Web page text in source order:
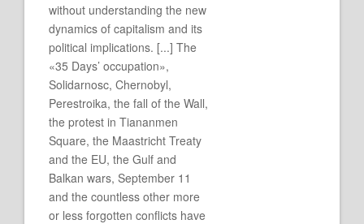
without understanding the new
dynamics of capitalism and its
political implications. [...] The
«35 Days’ occupation»,
Solidarnosc, Chernobyl,
Perestroika, the fall of the Wall,
the protest in Tiananmen
Square, the Maastricht Treaty
and the EU, the Gulf and
Balkan wars, September 11
and the countless other more
or less forgotten conflicts have